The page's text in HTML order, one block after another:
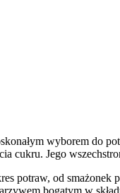
wyborem do
cukru. Jego
potraw, od
bogatym w